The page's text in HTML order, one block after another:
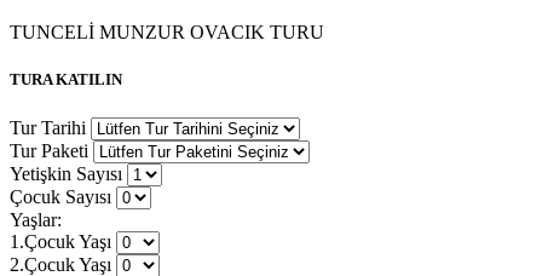
TUNCELİ MUNZUR OVACIK TURU
TURA KATILIN
Tur Tarihi
Tur Paketi
Yetişkin Sayısı
Çocuk Sayısı
Yaşlar:
1.Çocuk Yaşı
2.Çocuk Yaşı